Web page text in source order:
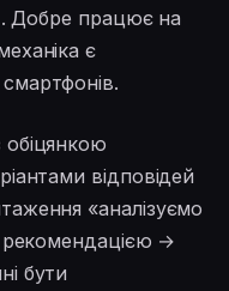
Добре працює на
є
відповідей
«аналізуємо
рекомендацією →
бути